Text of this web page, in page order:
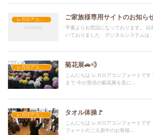
ご家族様専用サイトのお知ら
平素よりお世話になっております。 以
いておりました デジタルシステムは ...
菊花展🚗💨
こんにちは レガロアコンフォートです 宇佐市にある「双葉の里」
まで 今が見頃の菊花展を見に...
タオル体操🚩
こんにちは レガロアコンフォートです スポーツの秋 レガロアコン
フォートのご入居中のお客様...